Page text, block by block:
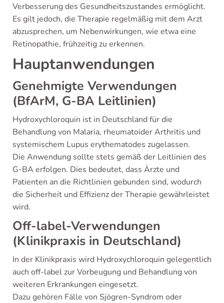
Verbesserung des Gesundheitszustandes ermöglicht.
Es gilt jedoch, die Therapie regelmäßig mit dem Arzt
abzusprechen, um Nebenwirkungen, wie etwa eine
Retinopathie, frühzeitig zu erkennen.
Hauptanwendungen
Genehmigte Verwendungen
(BfArM, G-BA Leitlinien)
Hydroxychloroquin ist in Deutschland für die
Behandlung von Malaria, rheumatoider Arthritis und
systemischem Lupus erythematodes zugelassen.
Die Anwendung sollte stets gemäß der Leitlinien des
G-BA erfolgen. Dies bedeutet, dass Ärzte und
Patienten an die Richtlinien gebunden sind, wodurch
die Sicherheit und Effizienz der Therapie gewährleistet
wird.
Off-label-Verwendungen
(Klinikpraxis in Deutschland)
In der Klinikpraxis wird Hydroxychloroquin gelegentlich
auch off-label zur Vorbeugung und Behandlung von
weiteren Erkrankungen eingesetzt.
Dazu gehören Fälle von Sjögren-Syndrom oder